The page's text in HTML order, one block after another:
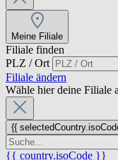
Meine Filiale
Filiale finden
PLZ / Ort
Filiale ändern
Wähle hier deine Filiale
{{
{{ country.isoCode }}